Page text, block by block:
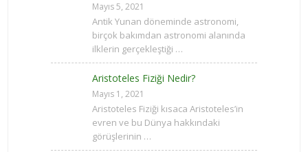
Mayıs 5, 2021
Antik Yunan döneminde astronomi,
birçok bakımdan astronomi alanında
ilklerin gerçekleştiği …
Aristoteles Fiziği Nedir?
Mayıs 1, 2021
Aristoteles Fiziği kısaca Aristoteles’in
evren ve bu Dünya hakkındaki
görüşlerinin …